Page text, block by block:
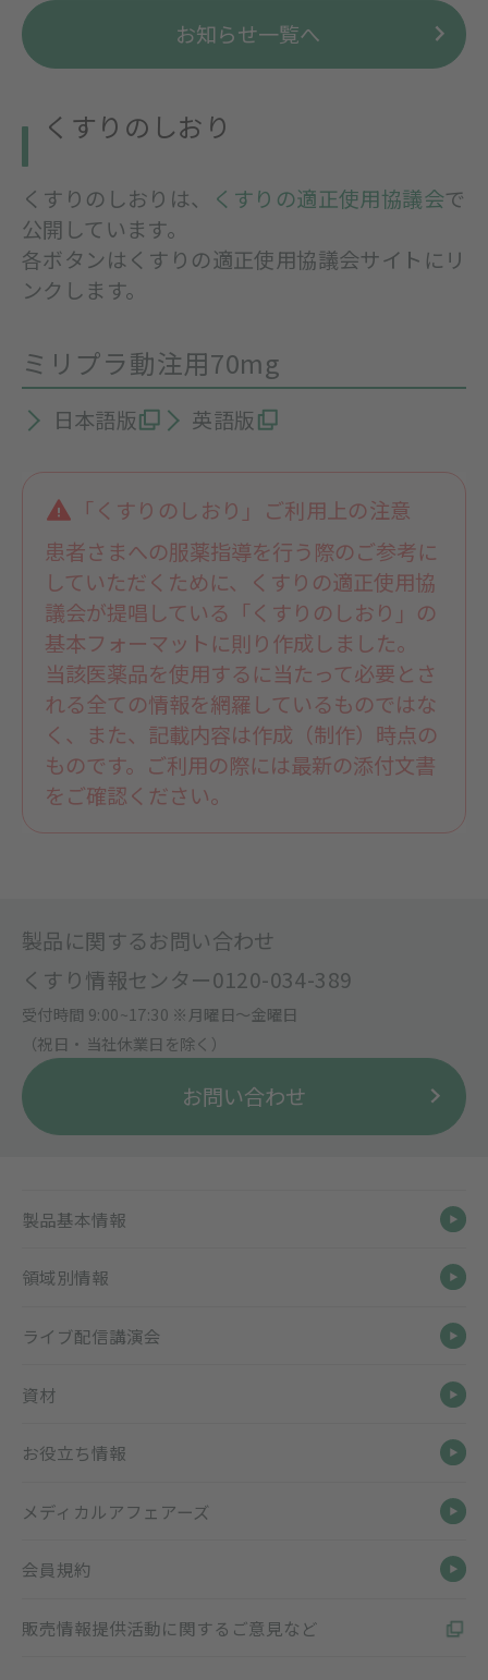
お知らせ一覧へ
くすりのしおり
くすりのしおりは、 くすりの適正使用協議会で
公開しています。
各ボタンはくすりの適正使用協議会サイトにリ
ンクします。
ミリプラ動注用70mg
日本語版 英語版
「くすりのしおり」ご利用上の注意
患者さまへの服薬指導を行う際のご参考に
していただくために、くすりの適正使用協
議会が提唱している「くすりのしおり」の
基本フォーマットに則り作成しました。
当該医薬品を使用するに当たって必要とさ
れる全ての情報を網羅しているものではな
く、また、記載内容は作成（制作）時点の
ものです。ご利用の際には最新の添付文書
をご確認ください。
製品に関するお問い合わせ
くすり情報センター0120-034-389
受付時間 9:00~17:30 ※月曜日〜金曜日
（祝日・当社休業日を除く）
お問い合わせ
製品基本情報
領域別情報
ライブ配信講演会
資材
お役立ち情報
メディカルアフェアーズ
会員規約
販売情報提供活動に関するご意見など